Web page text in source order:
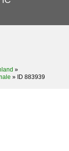
»
» ID 883939